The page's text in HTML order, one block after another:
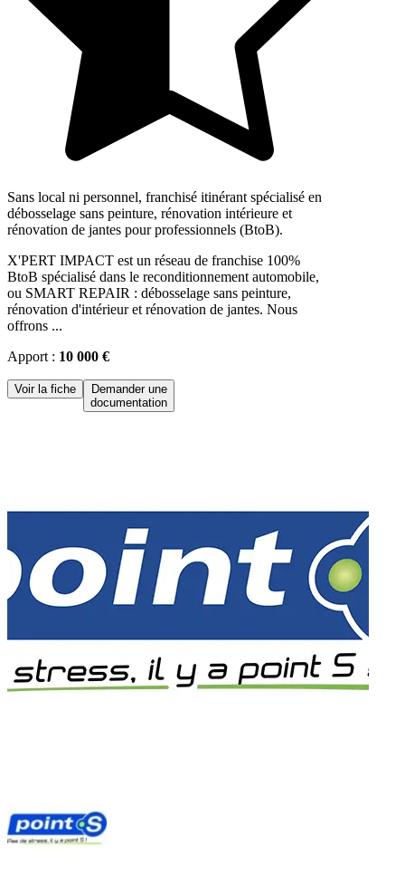
Sans local ni personnel, franchisé itinérant spécialisé en
débosselage sans peinture, rénovation intérieure et
rénovation de jantes pour professionnels (BtoB).
X'PERT IMPACT est un réseau de franchise 100%
BtoB spécialisé dans le reconditionnement automobile,
ou SMART REPAIR : débosselage sans peinture,
rénovation d'intérieur et rénovation de jantes. Nous
offrons ...
Apport : 10 000 €
Voir la fiche
Demander une
documentation